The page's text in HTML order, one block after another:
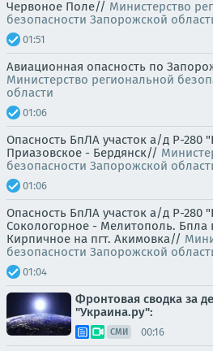
Червоное Поле// Министерство
безопасности Запорожской
01:51
Авиационная опасность по
Министерство региональной
области
01:06
Опасность БпЛА участок а/д Р-280
Приазовское - Бердянск//
безопасности Запорожской
01:06
Опасность БпЛА участок а/д Р-280
Сокологорное - Мелитополь. Бпла
Кирпичное на пгт. Акимовка//
безопасности Запорожской
01:04
Фронтовая сводка за
"Украина.ру":
СМИ 00:16